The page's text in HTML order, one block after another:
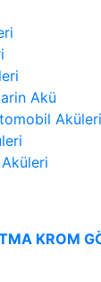
Akü
Aküleri
KROM